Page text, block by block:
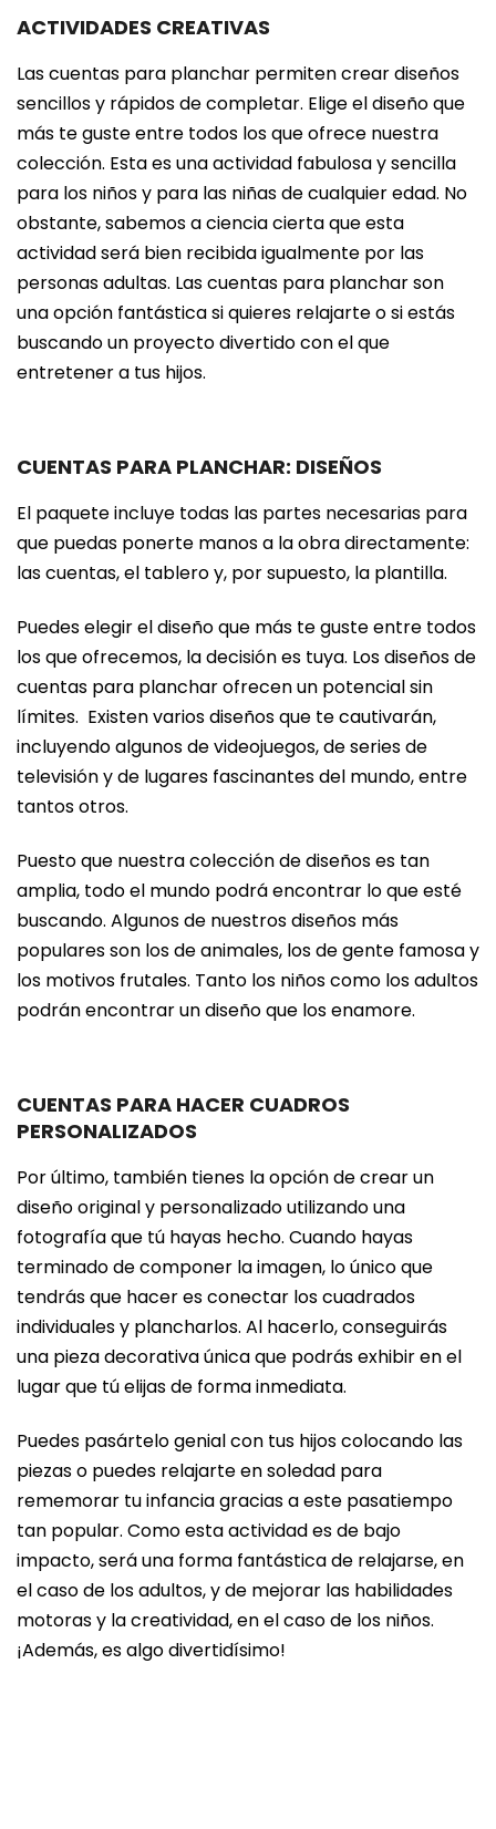
ACTIVIDADES CREATIVAS
Las cuentas para planchar permiten crear diseños
sencillos y rápidos de completar. Elige el diseño que
más te guste entre todos los que ofrece nuestra
colección. Esta es una actividad fabulosa y sencilla
para los niños y para las niñas de cualquier edad. No
obstante, sabemos a ciencia cierta que esta
actividad será bien recibida igualmente por las
personas adultas. Las cuentas para planchar son
una opción fantástica si quieres relajarte o si estás
buscando un proyecto divertido con el que
entretener a tus hijos.
CUENTAS PARA PLANCHAR: DISEÑOS
El paquete incluye todas las partes necesarias para
que puedas ponerte manos a la obra directamente:
las cuentas, el tablero y, por supuesto, la plantilla.
Puedes elegir el diseño que más te guste entre todos
los que ofrecemos, la decisión es tuya. Los diseños de
cuentas para planchar ofrecen un potencial sin
límites. Existen varios diseños que te cautivarán,
incluyendo algunos de videojuegos, de series de
televisión y de lugares fascinantes del mundo, entre
tantos otros.
Puesto que nuestra colección de diseños es tan
amplia, todo el mundo podrá encontrar lo que esté
buscando. Algunos de nuestros diseños más
populares son los de animales, los de gente famosa y
los motivos frutales. Tanto los niños como los adultos
podrán encontrar un diseño que los enamore.
CUENTAS PARA HACER CUADROS
PERSONALIZADOS
Por último, también tienes la opción de crear un
diseño original y personalizado utilizando una
fotografía que tú hayas hecho. Cuando hayas
terminado de componer la imagen, lo único que
tendrás que hacer es conectar los cuadrados
individuales y plancharlos. Al hacerlo, conseguirás
una pieza decorativa única que podrás exhibir en el
lugar que tú elijas de forma inmediata.
Puedes pasártelo genial con tus hijos colocando las
piezas o puedes relajarte en soledad para
rememorar tu infancia gracias a este pasatiempo
tan popular. Como esta actividad es de bajo
impacto, será una forma fantástica de relajarse, en
el caso de los adultos, y de mejorar las habilidades
motoras y la creatividad, en el caso de los niños.
¡Además, es algo divertidísimo!